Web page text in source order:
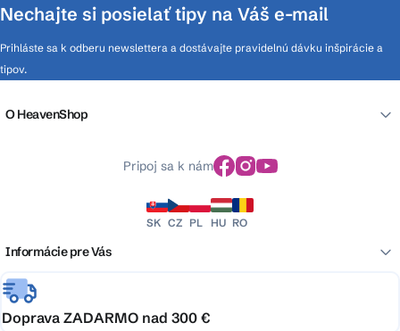
Nechajte si posielať tipy na Váš e-mail
Prihláste sa k odberu newslettera a dostávajte pravidelnú dávku inšpirácie a
tipov.
O HeavenShop
Pripoj sa k nám
SK CZ PL HU RO
Informácie pre Vás
Doprava ZADARMO nad 300 €